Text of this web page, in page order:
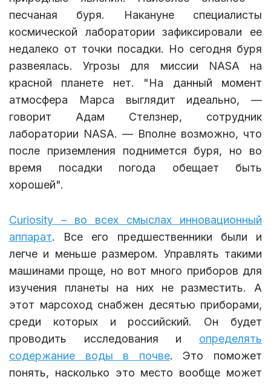
песчаная буря. Накануне специалисты
космической лаборатории зафиксировали ее
недалеко от точки посадки. Но сегодня буря
развеялась. Угрозы для миссии NASA на
красной планете нет. "На данный момент
атмосфера Марса выглядит идеально, —
говорит Адам Стелзнер, сотрудник
лаборатории NASA. — Вполне возможно, что
после приземления поднимется буря, но во
время посадки погода обещает быть
хорошей".
Curiosity – во всех смыслах инновационный
аппарат. Все его предшественники были и
легче и меньше размером. Управлять такими
машинами проще, но вот много приборов для
изучения планеты на них не разместить. А
этот марсоход снабжен десятью приборами,
среди которых и российский. Он будет
проводить исследования и определять
содержание воды в почве. Это поможет
понять, насколько это место вообще может